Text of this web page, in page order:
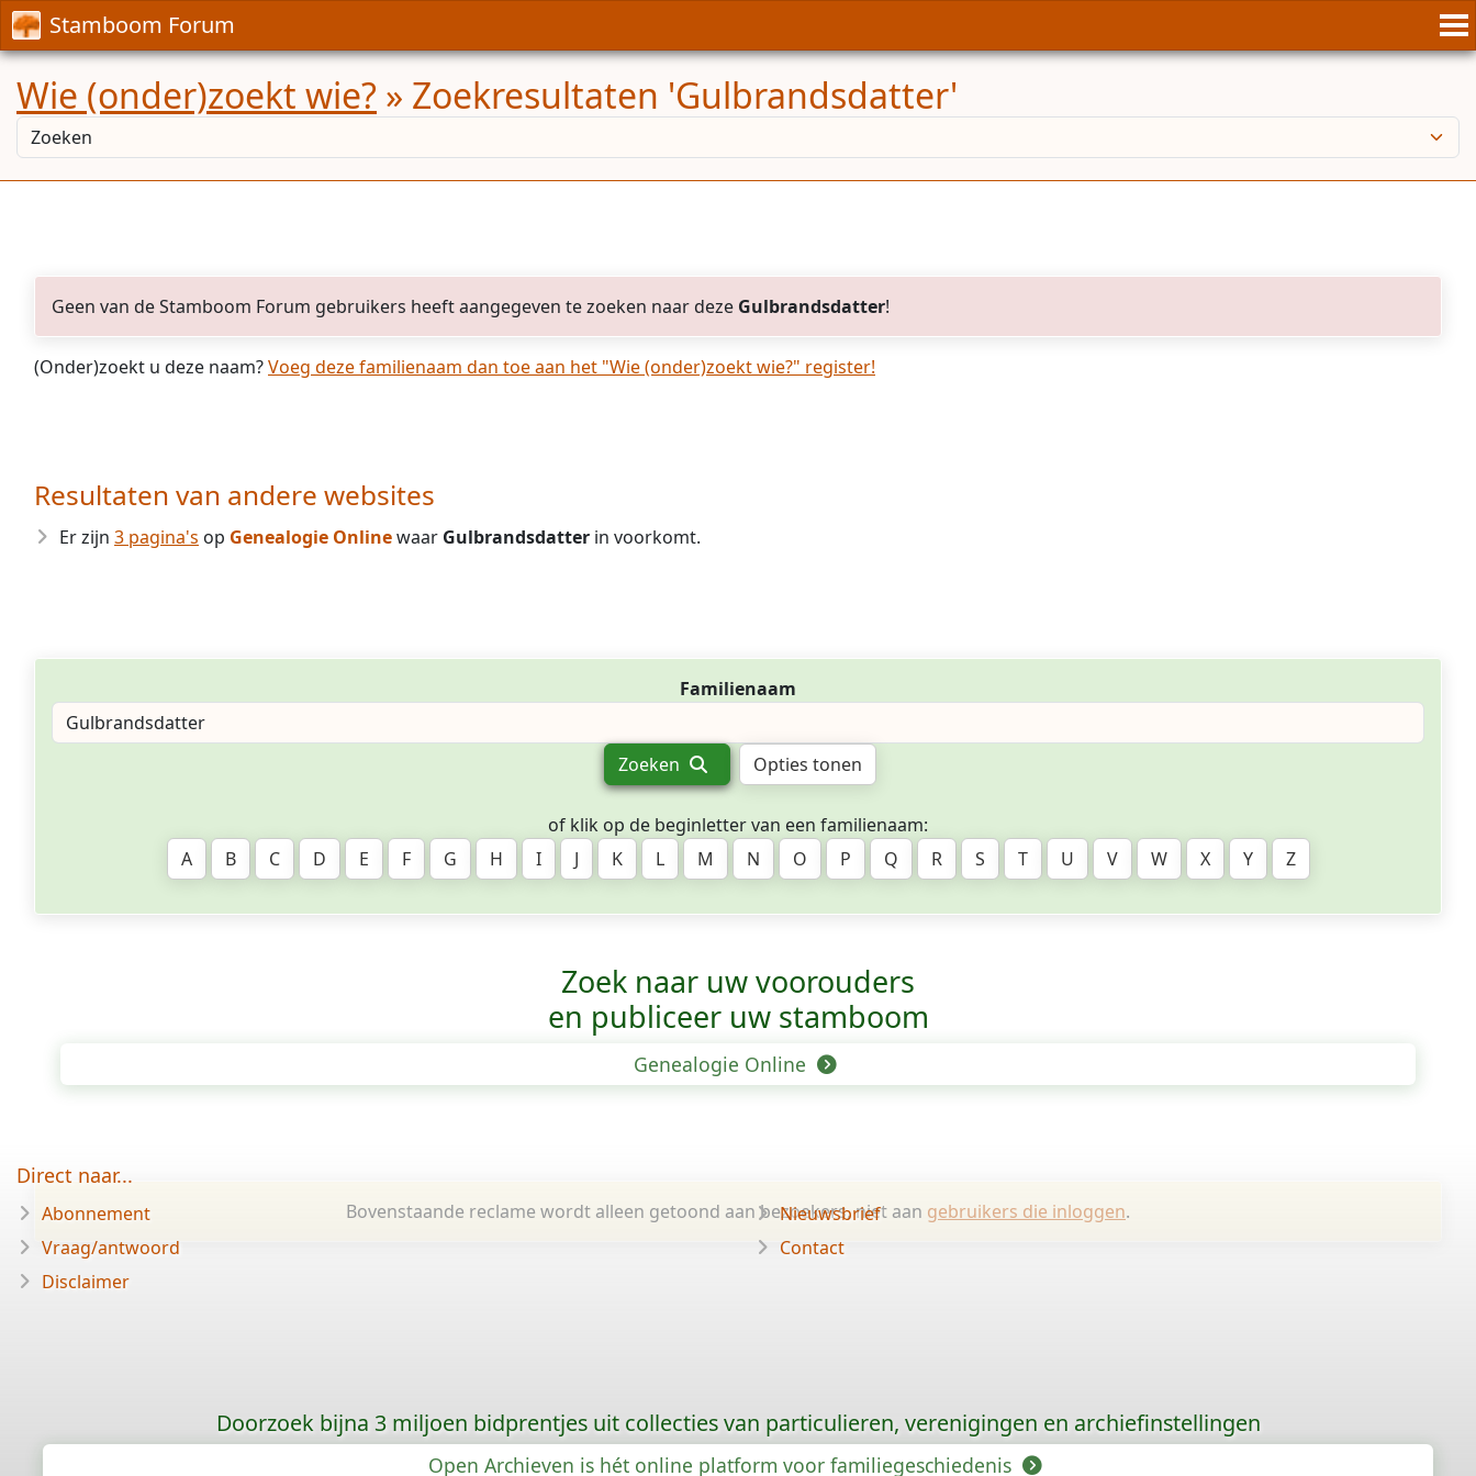
Stamboom Forum
Wie (onder)zoekt wie? » Zoekresultaten 'Gulbrandsdatter'
Geen van de Stamboom Forum gebruikers heeft aangegeven te zoeken naar deze Gulbrandsdatter!
(Onder)zoekt u deze naam?Voeg deze familienaam dan toe aan het "Wie (onder)zoekt wie?" register!
Resultaten van andere websites
Er zijn 3 pagina's op Genealogie Onlinewaar Gulbrandsdatter in voorkomt.
Familienaam
Zoeken Opties tonen
of klik op de beginletter van een familienaam:
A
B C D E F G H I J K L M N O P Q R S T U V W X Y Z
Zoek naar uw voorouders
en publiceer uw stamboom
Genealogie Online
Bovenstaande reclame wordt alleen getoond aan bezoekers, niet aan gebruikers die inloggen.
Direct naar...
Abonnement
Vraag/antwoord
Disclaimer
Nieuwsbrief
Contact
Doorzoek bijna 3 miljoen bidprentjes uit collecties van particulieren, verenigingen en archiefinstellingen
Open Archieven is hét online platform voor familiegeschiedenis